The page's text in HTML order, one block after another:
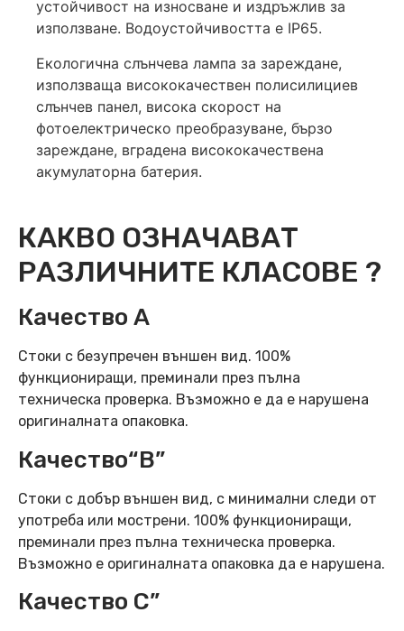
устойчивост на износване и издръжлив за
използване. Водоустойчивостта е IP65.
Екологична слънчева лампа за зареждане,
използваща висококачествен полисилициев
слънчев панел, висока скорост на
фотоелектрическо преобразуване, бързо
зареждане, вградена висококачествена
акумулаторна батерия.
КАКВО ОЗНАЧАВАТ
РАЗЛИЧНИТЕ КЛАСОВЕ ?
Качество А
Стоки с безупречен външен вид. 100%
функциониращи, преминали през пълна
техническа проверка. Възможно е да е нарушена
оригиналната опаковка.
Качество“B”
Стоки с добър външен вид, с минимални следи от
употреба или мострени. 100% функциониращи,
преминали през пълна техническа проверка.
Възможно е оригиналната опаковка да е нарушена.
Качество C”